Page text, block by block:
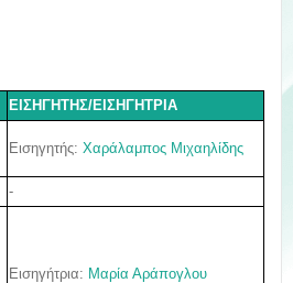
ΕΙΣΗΓΗΤΗΣ/ΕΙΣΗΓΗΤΡΙΑ
Εισηγητής: Χαράλαμπος Μιχαηλίδης
-
Εισηγήτρια: Μαρία Αράπογλου